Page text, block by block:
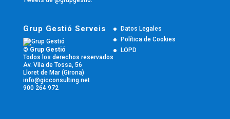
Grup Gestió Serveis
© Grup Gestió
Todos los derechos reservados
Av. Vila de Tossa, 56
Lloret de Mar (Girona)
info@gicconsulting.net
900 264 972
Datos Legales
Política de Cookies
LOPD